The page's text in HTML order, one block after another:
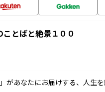
とばと絶景１００
があなたにお届けする、人生